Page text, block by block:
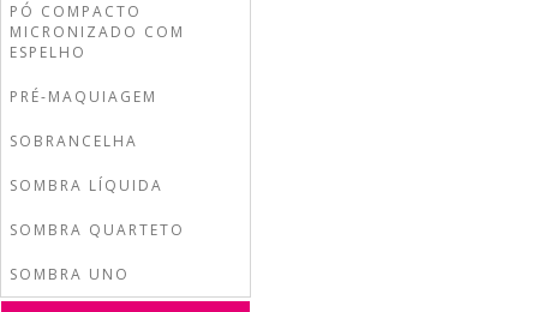
PÓ COMPACTO
MICRONIZADO COM
ESPELHO
PRÉ-MAQUIAGEM
SOBRANCELHA
SOMBRA LÍQUIDA
SOMBRA QUARTETO
SOMBRA UNO